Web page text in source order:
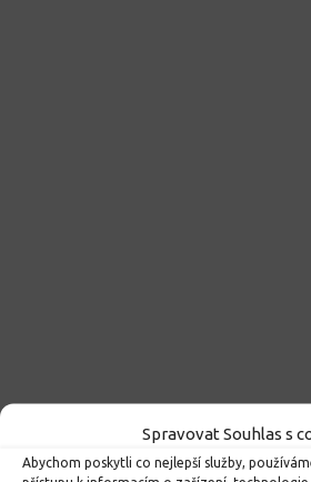
Spravovat Souhlas s
Abychom poskytli co nejlepší služby,
Kroužky 2026/2027